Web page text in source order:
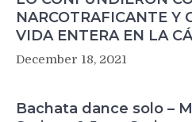
NARCOTRAFICANTE Y
VIDA ENTERA EN LA
December 18, 2021
Bachata dance solo –